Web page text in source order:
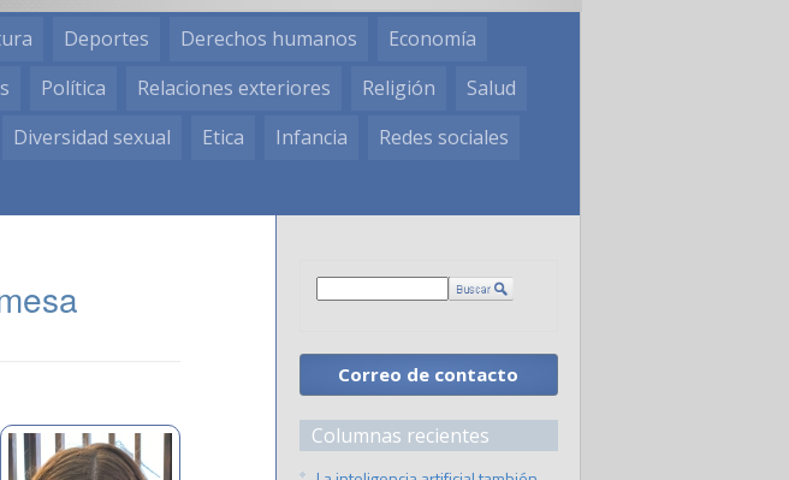
Deportes Derechos humanos
Economía
Política Relaciones exteriores Religión
Salud
Diversidad sexual Etica Infancia
Redes sociales
Correo de contacto
Columnas recientes